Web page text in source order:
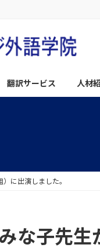
翻訳サービス 人材
に出演しました。
な子先生